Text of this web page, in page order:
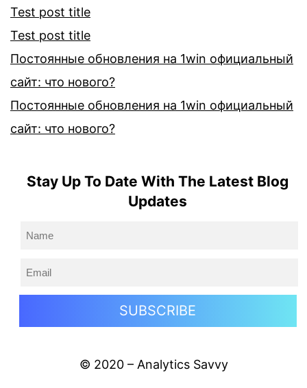
Test post title
Test post title
Постоянные обновления на 1win официальный
сайт: что нового?
Постоянные обновления на 1win официальный
сайт: что нового?
Stay Up To Date With The Latest Blog
Updates
© 2020 – Analytics Savvy